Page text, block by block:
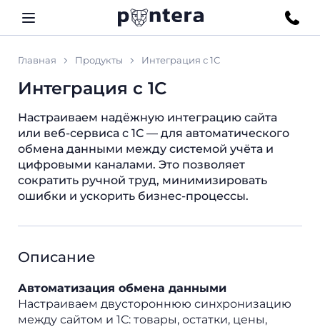
Главная Продукты Интеграция с 1С
Интеграция с 1С
Настраиваем надёжную интеграцию сайта
или веб-сервиса с 1С — для автоматического
обмена данными между системой учёта и
цифровыми каналами. Это позволяет
сократить ручной труд, минимизировать
ошибки и ускорить бизнес-процессы.
Описание
Автоматизация обмена данными
Настраиваем двустороннюю синхронизацию
между сайтом и 1С: товары, остатки, цены,